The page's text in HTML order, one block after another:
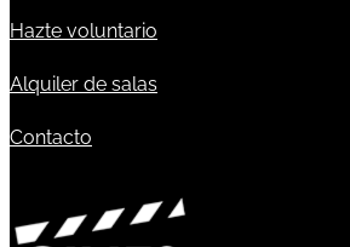
Hazte voluntario
Alquiler de salas
Contacto